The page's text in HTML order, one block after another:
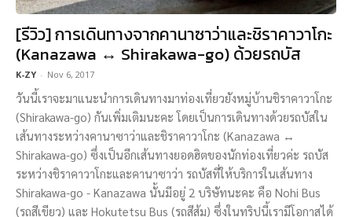
[รีวิว] การเดินทางจากคานาซาว่าและชิราคาวาโกะ
(Kanazawa ↔ Shirakawa-go) ด้วยรถบัส
K-ZY - Nov 6, 2017
วันนี้เราจะมาแนะนำการเดินทางมาท่องเที่ยวยังหมู่บ้านชิราคาวาโกะ
(Shirakawa-go) กันเพิ่มเติมนะคะ โดยเป็นการเดินทางด้วยรถบัสใน
เส้นทางระหว่างคานาซาว่าและชิราคาวาโกะ (Kanazawa ↔
Shirakawa-go) ซึ่งเป็นอีกเส้นทางยอดฮิตของนักท่องเที่ยวค่ะ รถบัส
ระหว่างชิราคาวาโกะและคานาซาว่า รถบัสที่ให้บริการในเส้นทาง
Shirakawa-go - Kanazawa นั้นมีอยู่ 2 บริษัทนะคะ คือ Nohi Bus
(รถสีเขียว) และ Hokutetsu Bus (รถสีส้ม) ซึ่งในทริปนี้เรามีโอกาสได้